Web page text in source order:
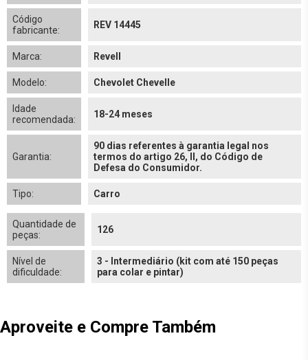
Código
fabricante:
REV 14445
Marca: Revell
Modelo: Chevolet Chevelle
Idade
recomendada:
18-24 meses
Garantia:
90 dias referentes à garantia legal nos
termos do artigo 26, II, do Código de
Defesa do Consumidor.
Tipo: Carro
Quantidade de
peças:
126
Nível de
dificuldade:
3 - Intermediário (kit com até 150 peças
para colar e pintar)
Aproveite e Compre Também